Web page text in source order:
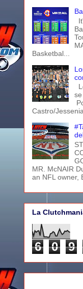
Basketbal...
Castro/
MR. McNAIR
an NFL owner,
La
6 0 9